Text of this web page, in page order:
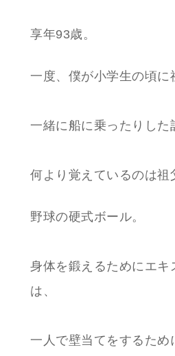
享年93歳。
一度、僕が小学生の頃に
一緒に船に乗ったりした
何より覚えているのは
野球の硬式ボール。
身体を鍛えるためにエ
は、
一人で壁当てをするため